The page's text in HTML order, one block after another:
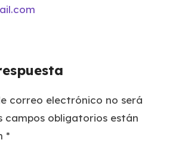
correo electrónico no será
campos obligatorios están
*